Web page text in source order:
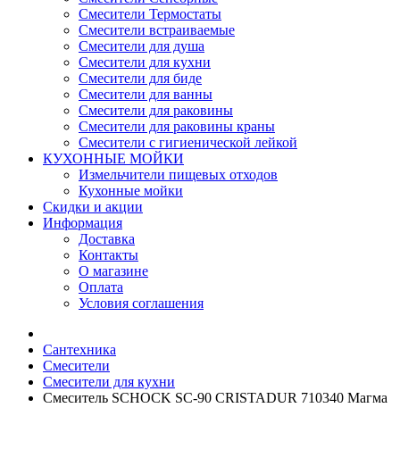
Смесители Термостаты
Смесители встраиваемые
Смесители для душа
Смесители для кухни
Смесители для биде
Смесители для ванны
Смесители для раковины
Смесители для раковины краны
Смесители с гигиенической лейкой
КУХОННЫЕ МОЙКИ
Измельчители пищевых отходов
Кухонные мойки
Скидки и акции
Информация
Доставка
Контакты
О магазине
Оплата
Условия соглашения
Сантехника
Смесители
Смесители для кухни
Смеситель SCHOCK SC-90 CRISTADUR 710340 Магма